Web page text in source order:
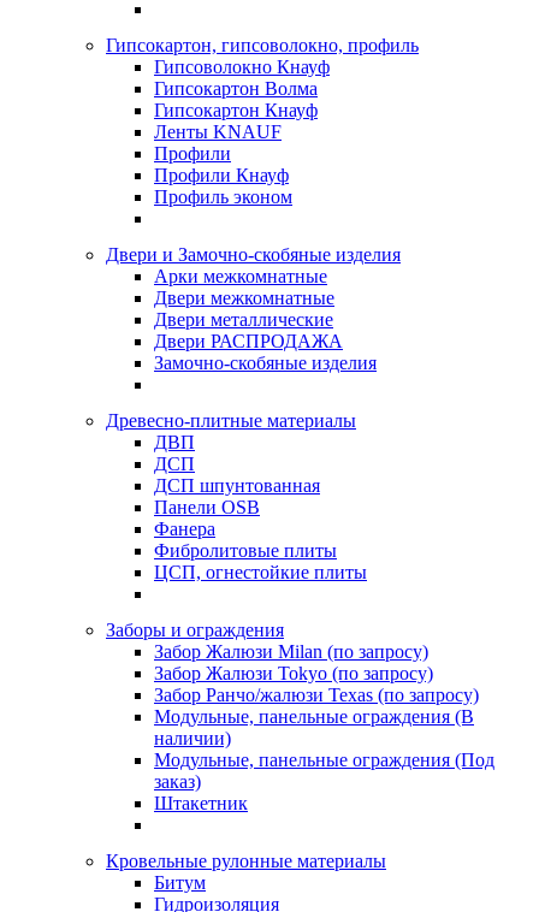
Гипсокартон, гипсоволокно, профиль
Гипсоволокно Кнауф
Гипсокартон Волма
Гипсокартон Кнауф
Ленты KNAUF
Профили
Профили Кнауф
Профиль эконом
Двери и Замочно-скобяные изделия
Арки межкомнатные
Двери межкомнатные
Двери металлические
Двери РАСПРОДАЖА
Замочно-скобяные изделия
Древесно-плитные материалы
ДВП
ДСП
ДСП шпунтованная
Панели OSB
Фанера
Фибролитовые плиты
ЦСП, огнестойкие плиты
Заборы и ограждения
Забор Жалюзи Milan (по запросу)
Забор Жалюзи Tokyo (по запросу)
Забор Ранчо/жалюзи Texas (по запросу)
Модульные, панельные ограждения (В
наличии)
Модульные, панельные ограждения (Под
заказ)
Штакетник
Кровельные рулонные материалы
Битум
Гидроизоляция